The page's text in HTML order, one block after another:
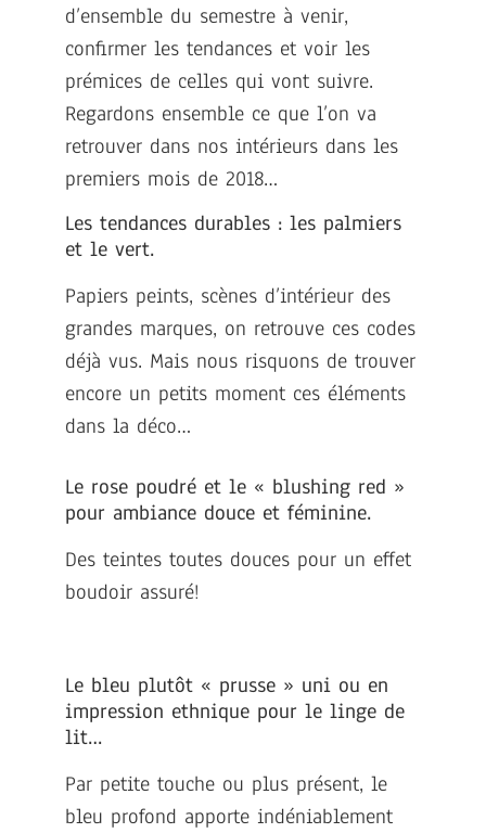
d’ensemble du semestre à venir,
confirmer les tendances et voir les
prémices de celles qui vont suivre.
Regardons ensemble ce que l’on va
retrouver dans nos intérieurs dans les
premiers mois de 2018…
Les tendances durables : les palmiers
et le vert.
Papiers peints, scènes d’intérieur des
grandes marques, on retrouve ces codes
déjà vus. Mais nous risquons de trouver
encore un petits moment ces éléments
dans la déco…
Le rose poudré et le « blushing red »
pour ambiance douce et féminine.
Des teintes toutes douces pour un effet
boudoir assuré!
Le bleu plutôt « prusse » uni ou en
impression ethnique pour le linge de
lit…
Par petite touche ou plus présent, le
bleu profond apporte indéniablement